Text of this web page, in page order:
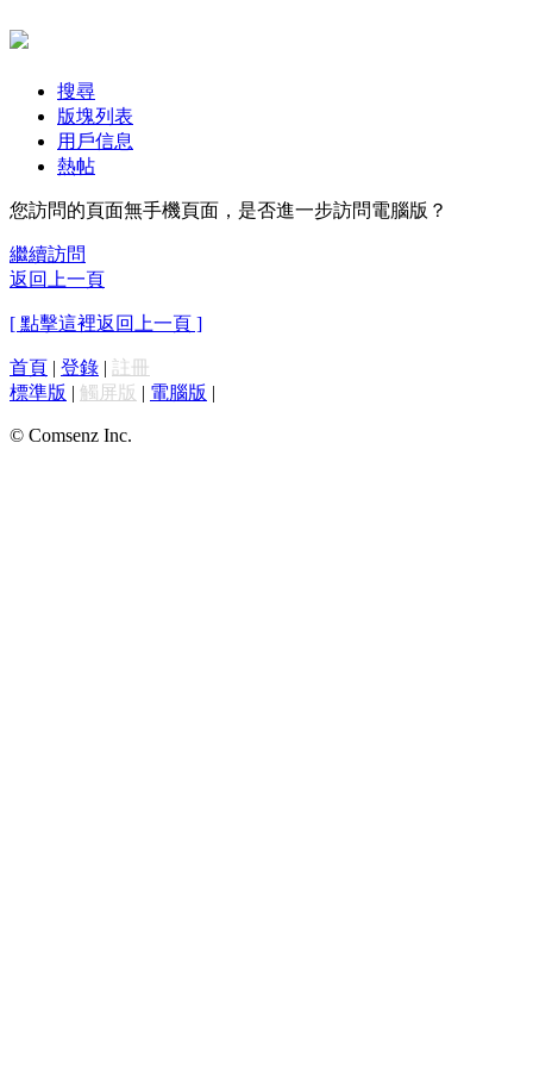
搜尋
版塊列表
用戶信息
熱帖
您訪問的頁面無手機頁面，是否進一步訪問電腦版？
繼續訪問
返回上一頁
[ 點擊這裡返回上一頁 ]
首頁 | 登錄 | 註冊
標準版 | 觸屏版 | 電腦版 |
© Comsenz Inc.